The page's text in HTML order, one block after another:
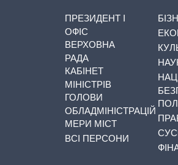
ПРЕЗИДЕНТ І
ОФІС
ВЕРХОВНА
РАДА
КАБІНЕТ
МІНІСТРІВ
ГОЛОВИ
ОБЛАДМІНІСТРАЦІЙ
МЕРИ МІСТ
ВСІ ПЕРСОНИ